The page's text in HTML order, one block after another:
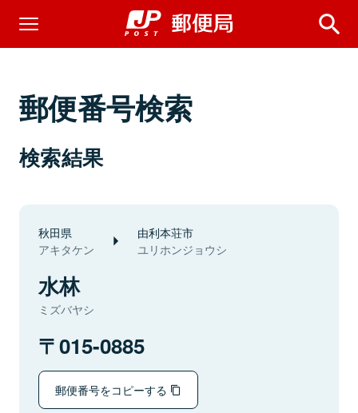
郵便番号検索
検索結果
秋田県
アキタケン
由利本荘市
ユリホンジョウシ
水林
ミズバヤシ
015-0885
郵便番号をコピーする